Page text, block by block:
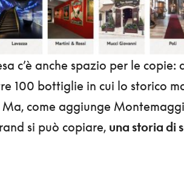
c’è anche spazio per le
100 bottiglie in cui lo storico
come aggiunge
si può copiare, una storia di